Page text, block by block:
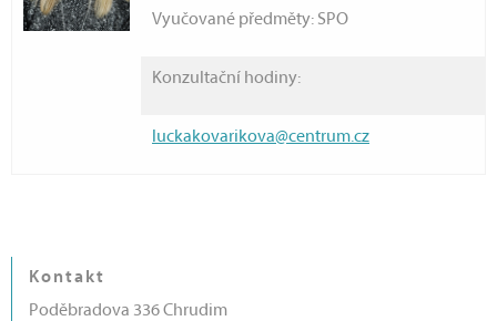
Vyučované předměty: SPO
Konzultační hodiny:
luckakovarikova@centrum.cz
Kontakt
Poděbradova 336 Chrudim